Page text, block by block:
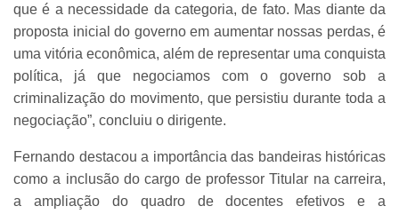
que é a necessidade da categoria, de fato. Mas diante da
proposta inicial do governo em aumentar nossas perdas, é
uma vitória econômica, além de representar uma conquista
política, já que negociamos com o governo sob a
criminalização do movimento, que persistiu durante toda a
negociação”, concluiu o dirigente.
Fernando destacou a importância das bandeiras históricas
como a inclusão do cargo de professor Titular na carreira,
a ampliação do quadro de docentes efetivos e a